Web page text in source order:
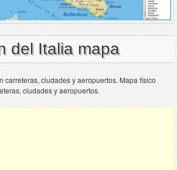
del Italia mapa
carreteras, ciudades y aeropuertos. Mapa físico
ciudades y aeropuertos.